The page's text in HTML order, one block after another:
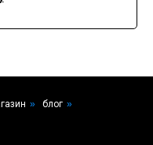
» блог »